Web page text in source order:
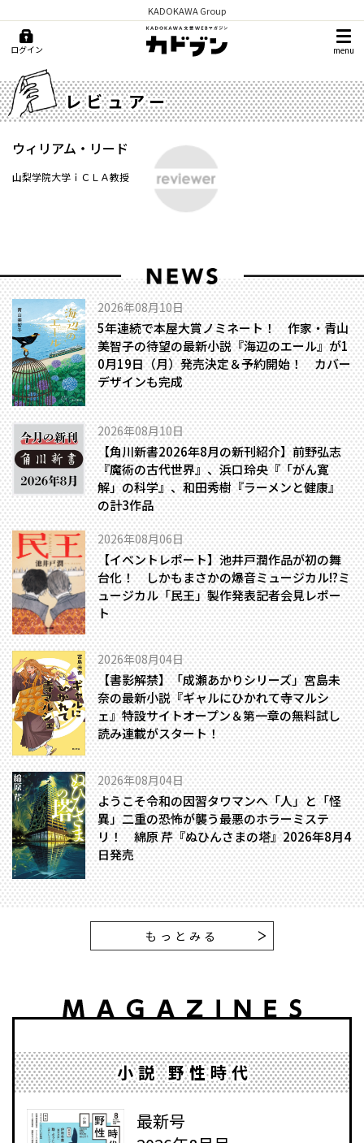
KADOKAWA Group
ログイン menu
レビュアー
ウィリアム・リード
山梨学院大学ｉＣＬＡ教授
2026年08月10日
5年連続で本屋大賞ノミネート！ 作家・青山
美智子の待望の最新小説『海辺のエール』が1
0月19日（月）発売決定＆予約開始！ カバー
デザインも完成
2026年08月10日
【角川新書2026年8月の新刊紹介】前野弘志
『魔術の古代世界』、浜口玲央『「がん寛
解」の科学』、和田秀樹『ラーメンと健康』
の計3作品
2026年08月06日
【イベントレポート】池井戸潤作品が初の舞
台化！ しかもまさかの爆音ミュージカル!?――ミ
ュージカル「民王」製作発表記者会見レポー
ト
2026年08月04日
【書影解禁】「成瀬あかりシリーズ」宮島未
奈の最新小説『ギャルにひかれて寺マルシ
ェ』特設サイトオープン＆第一章の無料試し
読み連載がスタート！
2026年08月04日
ようこそ令和の因習タワマンへ――「人」と「怪
異」二重の恐怖が襲う最悪のホラーミステ
リ！ 綿原 芹『ぬひんさまの塔』2026年8月4
日発売
もっとみる
小説 野性時代
最新号